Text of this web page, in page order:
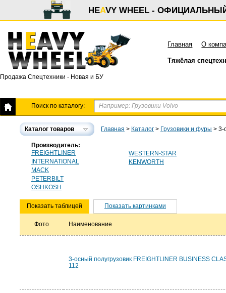
HEAVY WHEEL -
Продажа Спецтехники - Новая и БУ
Главная О
Тяжёлая
Поиск по каталогу:
Каталог товаров Главная > Каталог > Грузовики и фуры > 3-
Производитель:
FREIGHTLINER
INTERNATIONAL
MACK
PETERBILT
OSHKOSH
WESTERN-STAR
KENWORTH
Показать таблицей Показать картинками
Фото Наименование
3-осный полугрузовик FREIGHTLINER BUSINESS
112